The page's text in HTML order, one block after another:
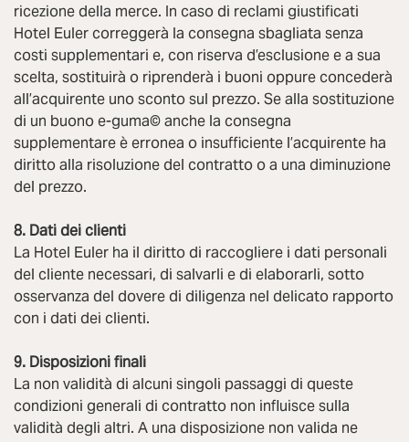
ricezione della merce. In caso di reclami giustificati
Hotel Euler correggerà la consegna sbagliata senza
costi supplementari e, con riserva d’esclusione e a sua
scelta, sostituirà o riprenderà i buoni oppure concederà
all’acquirente uno sconto sul prezzo. Se alla sostituzione
di un buono e-guma© anche la consegna
supplementare è erronea o insufficiente l’acquirente ha
diritto alla risoluzione del contratto o a una diminuzione
del prezzo.
8. Dati dei clienti
La Hotel Euler ha il diritto di raccogliere i dati personali
del cliente necessari, di salvarli e di elaborarli, sotto
osservanza del dovere di diligenza nel delicato rapporto
con i dati dei clienti.
9. Disposizioni finali
La non validità di alcuni singoli passaggi di queste
condizioni generali di contratto non influisce sulla
validità degli altri. A una disposizione non valida ne